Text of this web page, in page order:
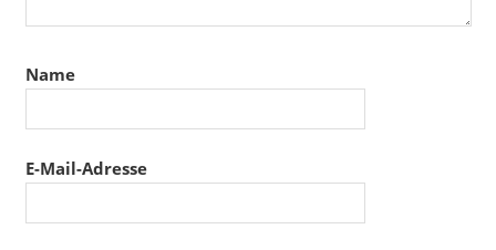
Name
E-Mail-Adresse